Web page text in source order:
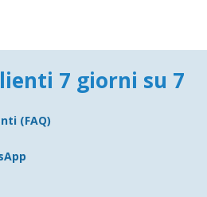
7 giorni su 7
(FAQ)